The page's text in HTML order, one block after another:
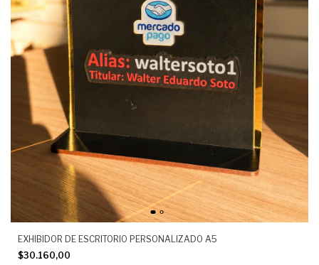
EXHIBIDOR DE ESCRITORIO PERSONALIZADO A5
$30.160,00